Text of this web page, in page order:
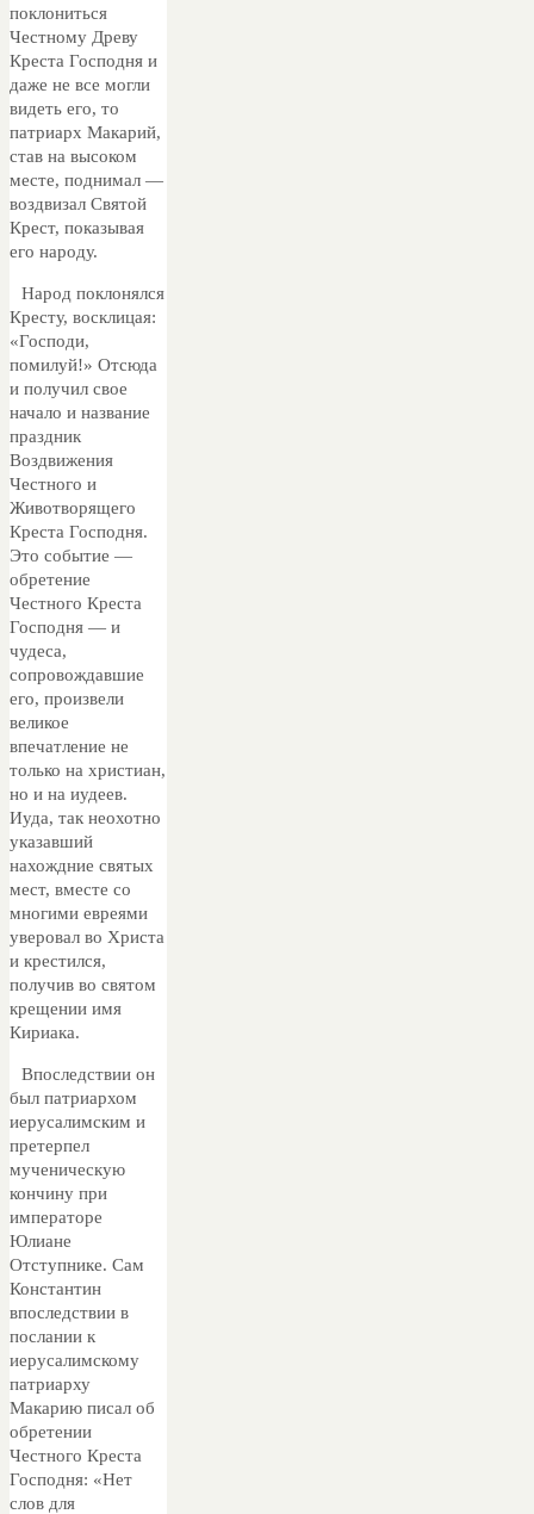
поклониться
Честному Древу
Креста Господня и
даже не все могли
видеть его, то
патриарх Макарий,
став на высоком
месте, поднимал —
воздвизал Святой
Крест, показывая
его народу.
Народ поклонялся
Кресту, восклицая:
«Господи,
помилуй!» Отсюда
и получил свое
начало и название
праздник
Воздвижения
Честного и
Животворящего
Креста Господня.
Это событие —
обретение
Честного Креста
Господня — и
чудеса,
сопровождавшие
его, произвели
великое
впечатление не
только на христиан,
но и на иудеев.
Иуда, так неохотно
указавший
нахождние святых
мест, вместе со
многими евреями
уверовал во Христа
и крестился,
получив во святом
крещении имя
Кириака.
Впоследствии он
был патриархом
иерусалимским и
претерпел
мученическую
кончину при
императоре
Юлиане
Отступнике. Сам
Константин
впоследствии в
послании к
иерусалимскому
патриарху
Макарию писал об
обретении
Честного Креста
Господня: «Нет
слов для